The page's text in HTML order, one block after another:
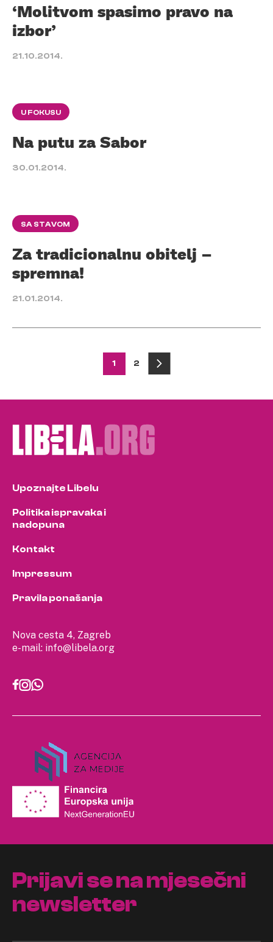
‘Molitvom spasimo pravo na
izbor’
21.10.2014.
U FOKUSU
Na putu za Sabor
30.01.2014.
SA STAVOM
Za tradicionalnu obitelj –
spremna!
21.01.2014.
pagination
1 2
Nova cesta 4, Zagreb
e-mail: info@libela.org
Upoznajte Libelu
Politika ispravaka i
nadopuna
Kontakt
Impressum
Pravila ponašanja
Prijavi se na mjesečni
newsletter